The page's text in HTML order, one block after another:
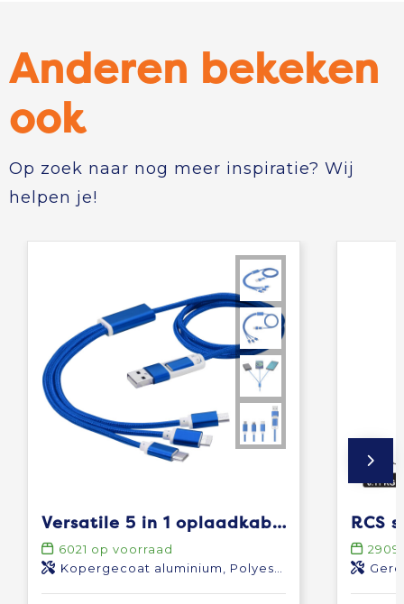
Anderen bekeken
ook
Op zoek naar nog meer inspiratie? Wij
helpen je!
Versatile 5 in 1 oplaadkabel
6021 op voorraad
Kopergecoat aluminium, Polyester
2909